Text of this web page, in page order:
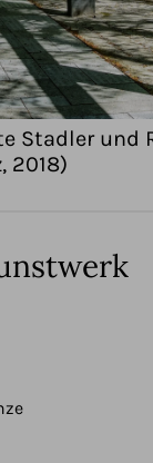
Stadler und
2018)